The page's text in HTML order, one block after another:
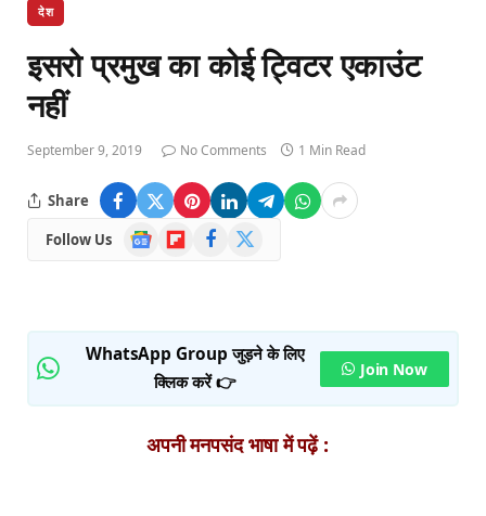
देश
इसरो प्रमुख का कोई ट्विटर एकाउंट
नहीं
September 9, 2019 No Comments 1 Min Read
Share
Follow Us
Google
News
FlipboardFacebook
WhatsApp Group जुड़ने के लिए
क्लिक करें 👉
Join Now
अपनी मनपसंद भाषा में पढ़ें :